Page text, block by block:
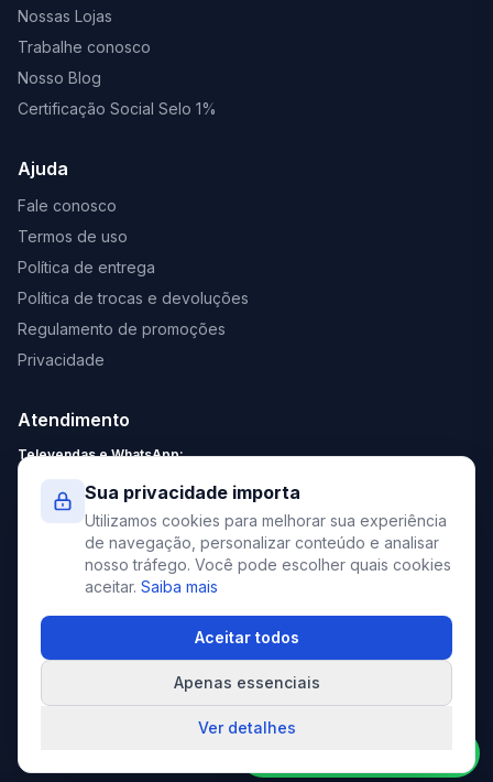
Nossas Lojas
Trabalhe conosco
Nosso Blog
Certificação Social Selo 1%
Ajuda
Fale conosco
Termos de uso
Política de entrega
Política de trocas e devoluções
Regulamento de promoções
Privacidade
Atendimento
Televendas e WhatsApp:
Sábado: 9:00 - 13:00
contato@elevato.com.br
+55 51 4042-9413
Elevato. Todos os direitos reservados.
Sua privacidade importa
Utilizamos cookies para melhorar sua experiência
de navegação, personalizar conteúdo e analisar
nosso tráfego. Você pode escolher quais cookies
aceitar. Saiba mais
Aceitar todos
Apenas essenciais
Ver detalhes